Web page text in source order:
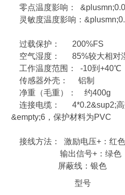
零点温度影响：
灵敏度温度影响：
过载保护： 200%FS
空气湿度： 85%较大相对
工作温度范围： -10到+40℃
传感器外壳： 铝制
净重（毛重）： 约400g
连接电缆： 4*0.2&sup2;高
&empty;6，保护材料为PVC
接线方法： 激励电压+：红
输出信号+：绿色 输
屏蔽线：银色
型号